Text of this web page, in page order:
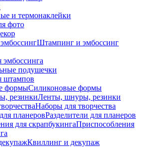
и термонаклейки
фото
Штампинг и эмбоссинг
эмбоссинга
подушечки
штампов
Силиконовые формы
Ленты, шнуры, резинки
Наборы для творчества
Разделители для планеров
Приспособления
Квиллинг и декупаж